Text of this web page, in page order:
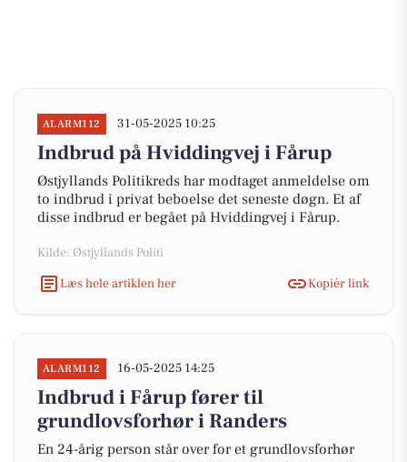
ALARM112 31-05-2025 10:25
Indbrud på Hviddingvej i Fårup
Østjyllands Politikreds har modtaget anmeldelse om
to indbrud i privat beboelse det seneste døgn. Et af
disse indbrud er begået på Hviddingvej i Fårup.
Kilde: Østjyllands Politi
Læs hele artiklen her
Kopiér link
ALARM112 16-05-2025 14:25
Indbrud i Fårup fører til
grundlovsforhør i Randers
En 24-årig person står over for et grundlovsforhør